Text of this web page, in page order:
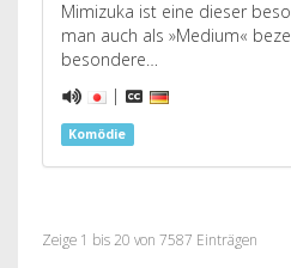
Mimizuka ist eine dieser
man auch als »Medium«
besondere…
|
Komödie
Zeige 1 bis 20 von 7587 Einträgen